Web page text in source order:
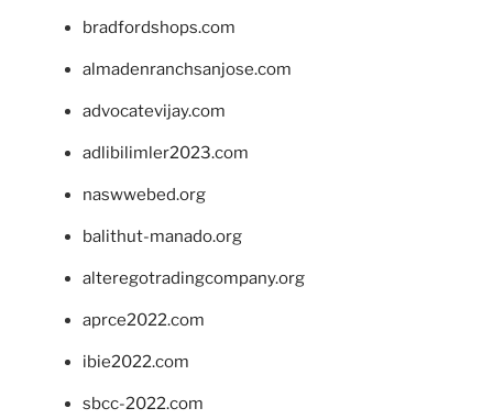
bradfordshops.com
almadenranchsanjose.com
advocatevijay.com
adlibilimler2023.com
naswwebed.org
balithut-manado.org
alteregotradingcompany.org
aprce2022.com
ibie2022.com
sbcc-2022.com